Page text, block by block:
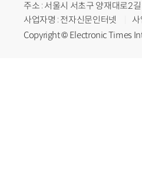
주소 : 서울시 서초구 양재대로2
사업자명 : 전자신문인터넷
Copyright © Electronic Times